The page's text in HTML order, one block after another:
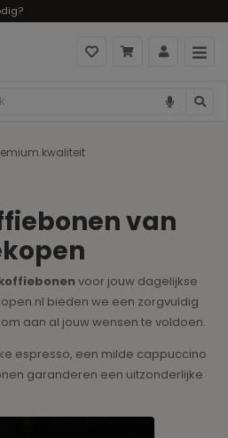
kwaliteit
van
voor jouw dagelijkse
bieden we een zorgvuldig
aan al jouw wensen te voldoen.
espresso, een milde cappuccino
garanderen een uitzonderlijke